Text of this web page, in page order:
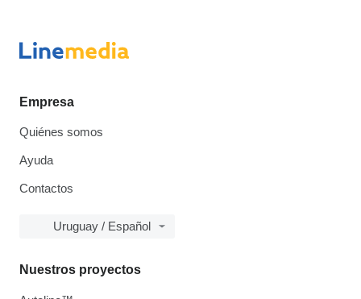
Empresa
Quiénes somos
Ayuda
Contactos
Uruguay / Español
Nuestros proyectos